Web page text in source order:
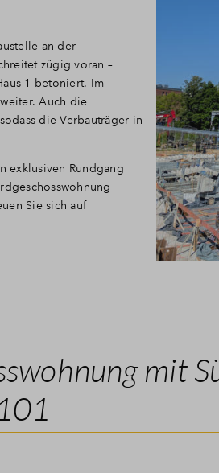
an der
zügig voran –
1 betoniert. Im
Auch die
die Verbauträger in
exklusiven Rundgang
Sie sich auf
mit